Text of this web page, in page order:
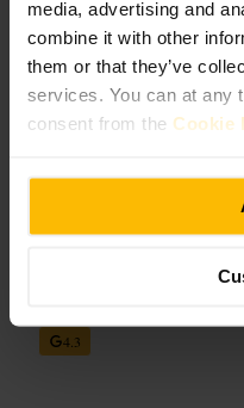
media, advertising and
combine it with other
them or that they’ve
services. You can at any
consent from the Cookie
规划您的参观
建议把这里当作早餐或快速午
点单并选择外带，等候时间
分着尝，独自出行则可选经
高峰和午餐高峰。
A 单元，贝克街站，玛丽
4.3